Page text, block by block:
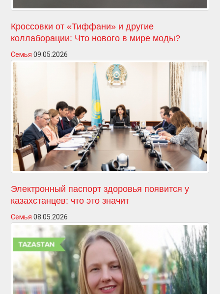
Кроссовки от «Тиффани» и другие
коллаборации: Что нового в мире моды?
Семья 09.05.2026
Электронный паспорт здоровья появится у
казахстанцев: что это значит
Семья 08.05.2026